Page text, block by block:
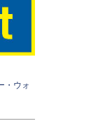
・ウォ